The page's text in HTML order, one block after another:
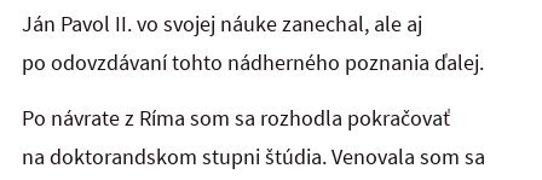
Ján Pavol II. vo svojej náuke zanechal, ale aj
po odovzdávaní tohto nádherného poznania ďalej.
Po návrate z Ríma som sa rozhodla pokračovať
na doktorandskom stupni štúdia. Venovala som sa